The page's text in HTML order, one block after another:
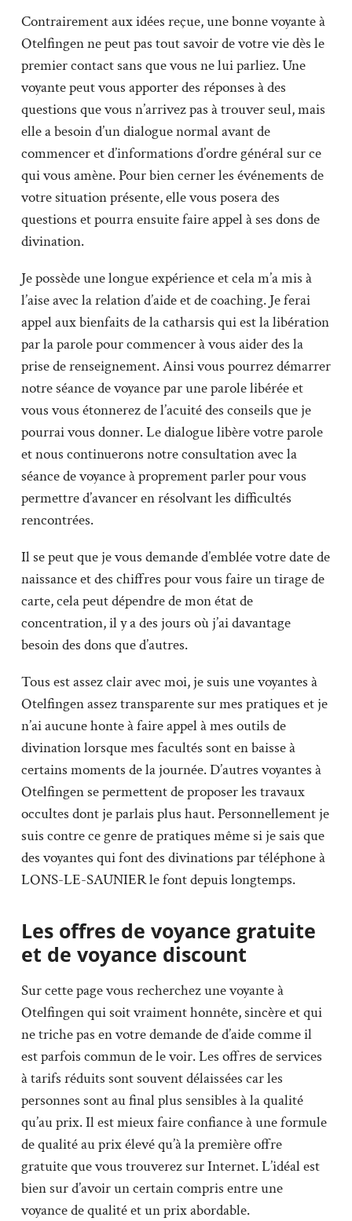
Contrairement aux idées reçue, une bonne voyante à
Otelfingen ne peut pas tout savoir de votre vie dès le
premier contact sans que vous ne lui parliez. Une
voyante peut vous apporter des réponses à des
questions que vous n’arrivez pas à trouver seul, mais
elle a besoin d’un dialogue normal avant de
commencer et d’informations d’ordre général sur ce
qui vous amène. Pour bien cerner les événements de
votre situation présente, elle vous posera des
questions et pourra ensuite faire appel à ses dons de
divination.
Je possède une longue expérience et cela m’a mis à
l’aise avec la relation d’aide et de coaching. Je ferai
appel aux bienfaits de la catharsis qui est la libération
par la parole pour commencer à vous aider des la
prise de renseignement. Ainsi vous pourrez démarrer
notre séance de voyance par une parole libérée et
vous vous étonnerez de l’acuité des conseils que je
pourrai vous donner. Le dialogue libère votre parole
et nous continuerons notre consultation avec la
séance de voyance à proprement parler pour vous
permettre d’avancer en résolvant les difficultés
rencontrées.
Il se peut que je vous demande d’emblée votre date de
naissance et des chiffres pour vous faire un tirage de
carte, cela peut dépendre de mon état de
concentration, il y a des jours où j’ai davantage
besoin des dons que d’autres.
Tous est assez clair avec moi, je suis une voyantes à
Otelfingen assez transparente sur mes pratiques et je
n’ai aucune honte à faire appel à mes outils de
divination lorsque mes facultés sont en baisse à
certains moments de la journée. D’autres voyantes à
Otelfingen se permettent de proposer les travaux
occultes dont je parlais plus haut. Personnellement je
suis contre ce genre de pratiques même si je sais que
des voyantes qui font des divinations par téléphone à
LONS-LE-SAUNIER le font depuis longtemps.
Les offres de voyance gratuite
et de voyance discount
Sur cette page vous recherchez une voyante à
Otelfingen qui soit vraiment honnête, sincère et qui
ne triche pas en votre demande de d’aide comme il
est parfois commun de le voir. Les offres de services
à tarifs réduits sont souvent délaissées car les
personnes sont au final plus sensibles à la qualité
qu’au prix. Il est mieux faire confiance à une formule
de qualité au prix élevé qu’à la première offre
gratuite que vous trouverez sur Internet. L’idéal est
bien sur d’avoir un certain compris entre une
voyance de qualité et un prix abordable.